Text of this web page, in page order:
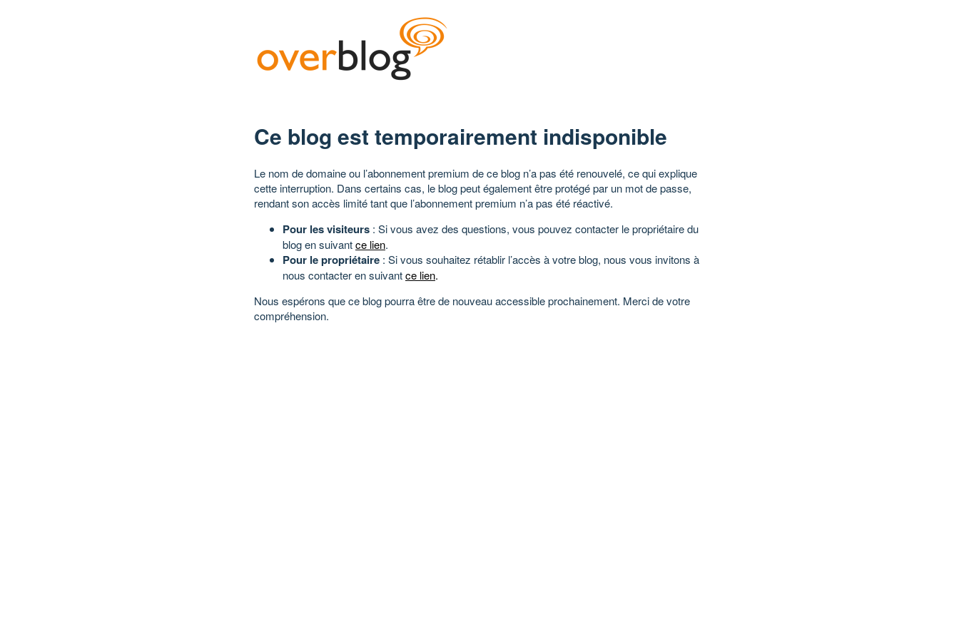
Ce blog est temporairement indisponible
Le nom de domaine ou l’abonnement premium de ce blog n’a pas été renouvelé, ce qui explique
cette interruption. Dans certains cas, le blog peut également être protégé par un mot de passe,
rendant son accès limité tant que l’abonnement premium n’a pas été réactivé.
Pour les visiteurs : Si vous avez des questions, vous pouvez contacter le propriétaire du
blog en suivantce lien.
Pour le propriétaire : Si vous souhaitez rétablir l’accès à votre blog, nous vous invitons à
nous contacter en suivantce lien.
Nous espérons que ce blog pourra être de nouveau accessible prochainement. Merci de votre
compréhension.